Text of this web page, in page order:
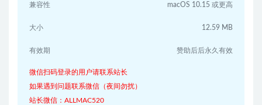
兼容性 macOS 10.15 或更高
大小 12.59 MB
有效期 赞助后后永久有效
微信扫码登录的用户请联系站长
如果遇到问题联系微信（夜间勿扰）
站长微信：ALLMAC520